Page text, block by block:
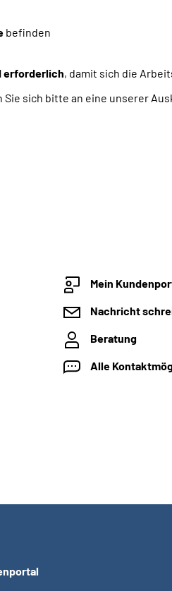
befinden
erforderlich, damit sich die
sich bitte an eine unserer
Mein
Nachricht
Beratung
Alle